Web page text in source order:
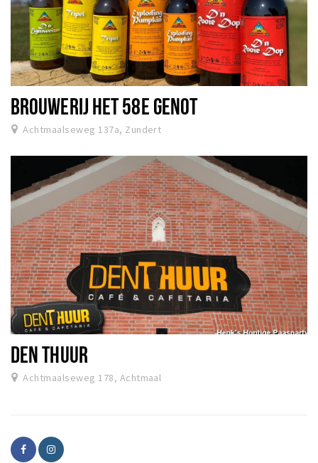
BROUWERIJ HET 58E GENOT
Achtmaalseweg 137a, Zundert
DEN THUUR
Achtmaalseweg 178, Achtmaal